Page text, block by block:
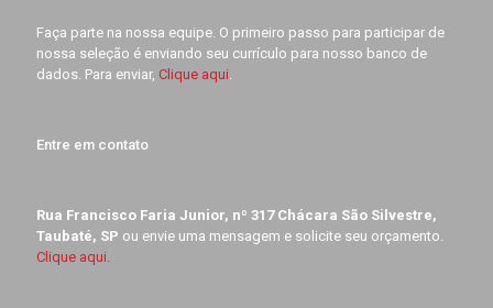
Faça parte na nossa equipe. O primeiro passo para participar de
nossa seleção é enviando seu currículo para nosso banco de
dados. Para enviar, Clique aqui.
Entre em contato
Rua Francisco Faria Junior, nº 317 Chácara São Silvestre,
Taubaté, SP ou envie uma mensagem e solicite seu orçamento.
Clique aqui.